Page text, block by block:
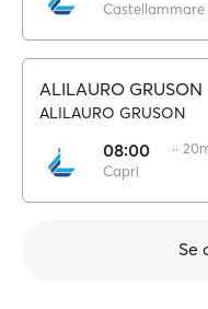
ALILAURO GRUSON
ALILAURO GRUSON
08:00
Capri
··
Se